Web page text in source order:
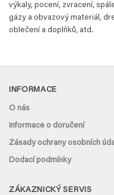
výkaly, pocení, zvracení,
gázy a obvazový materiál,
oblečení a doplňků, atd.
INFORMACE
O nás
Informace o doručení
Zásady ochrany osobních
Dodací podmínky
ZÁKAZNICKÝ SERVIS